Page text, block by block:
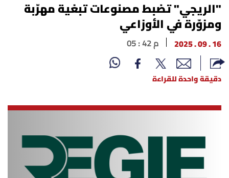
إقرأ الجريدة
لبنان
الغلاف
نداء اليوم
محليات
أسرار
"الريجي" تضبط مصنوعات تبغية مهرّبة
ومزوّرة في الأوزاعي
16 . 09 . 2025 05 : 42 م
دقيقة واحدة للقراءة